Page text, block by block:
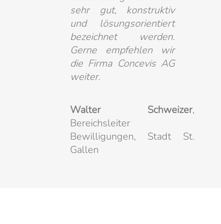
sehr gut, konstruktiv
und lösungsorientiert
bezeichnet werden.
Gerne empfehlen wir
die Firma Concevis AG
weiter.
Walter Schweizer,
Bereichsleiter
Bewilligungen, Stadt St.
Gallen